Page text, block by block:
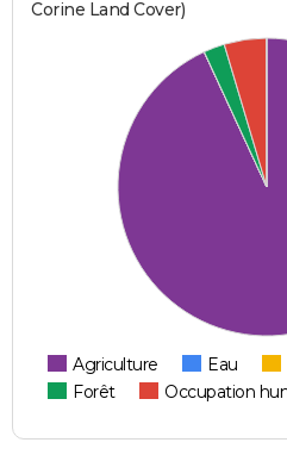
Corine Land Cover)
Agriculture Eau
Forêt
Occupation